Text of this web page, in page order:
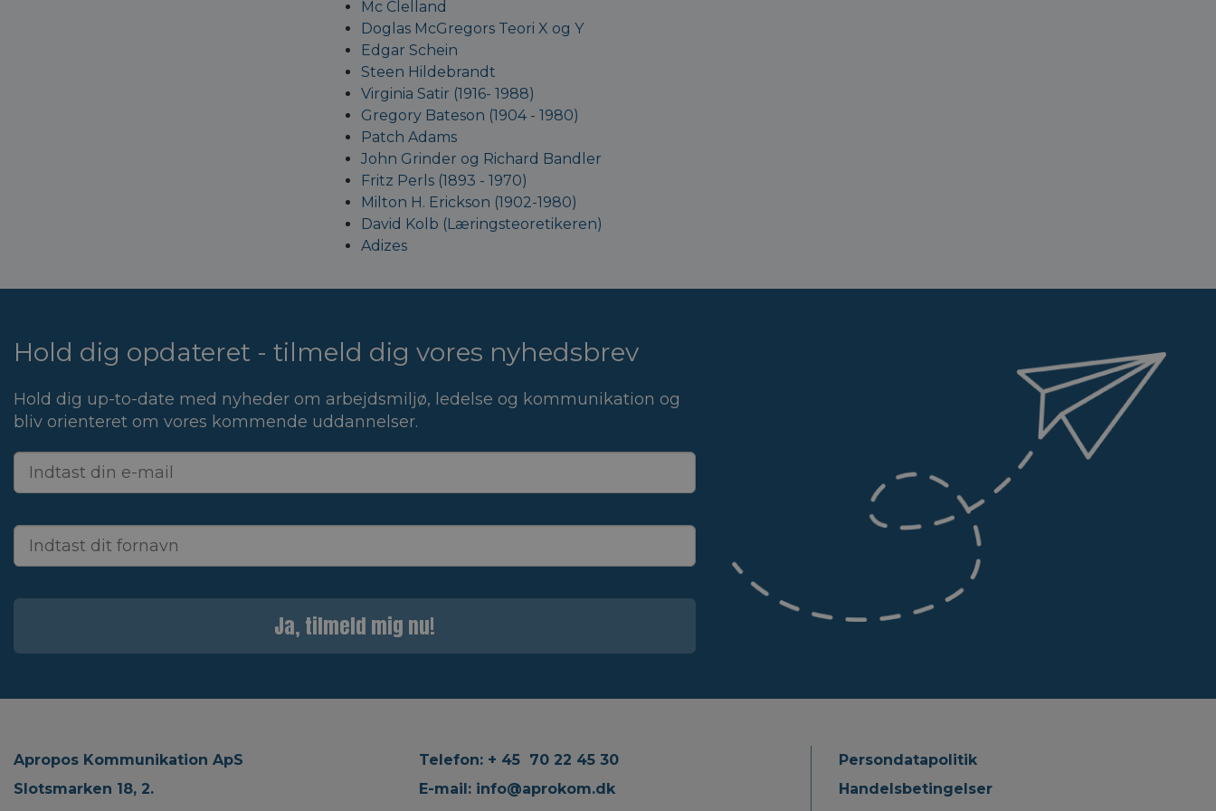
Mc Clelland
Doglas McGregors Teori X og Y
Edgar Schein
Steen Hildebrandt
Virginia Satir (1916- 1988)
Gregory Bateson (1904 - 1980)
Patch Adams
John Grinder og Richard Bandler
Fritz Perls (1893 - 1970)
Milton H. Erickson (1902-1980)
David Kolb (Læringsteoretikeren)
Adizes
Hold dig opdateret - tilmeld dig vores nyhedsbrev
Hold dig up-to-date med nyheder om arbejdsmiljø, ledelse og kommunikation og
bliv orienteret om vores kommende uddannelser.
Ja, tilmeld mig nu!
Apropos Kommunikation ApS
Slotsmarken 18, 2.
Telefon: + 45 70 22 45 30
E-mail: info@aprokom.dk
Persondatapolitik
Handelsbetingelser